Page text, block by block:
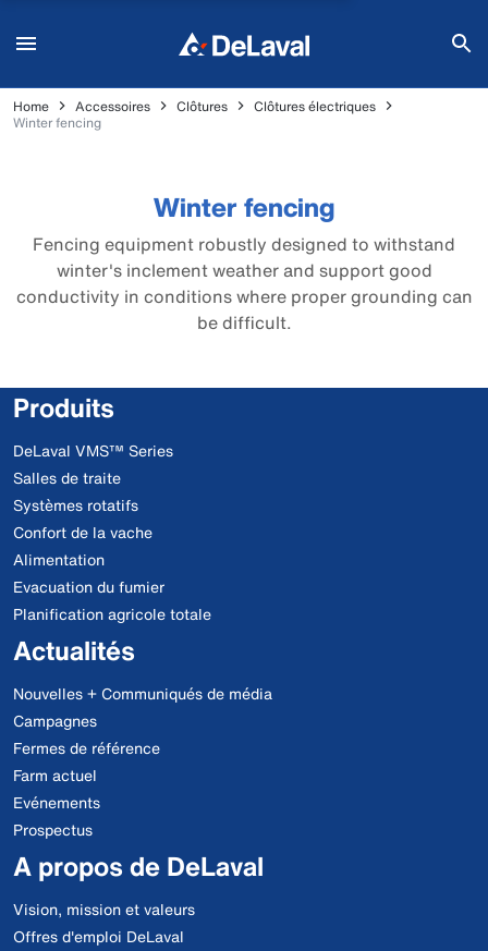
Home Accessoires Clôtures
Clôtures électriques
Winter fencing
Winter fencing
Fencing equipment robustly designed to withstand
winter's inclement weather and support good
conductivity in conditions where proper grounding can
be difficult.
Produits
DeLaval VMS™ Series
Salles de traite
Systèmes rotatifs
Confort de la vache
Alimentation
Evacuation du fumier
Planification agricole totale
Actualités
Nouvelles + Communiqués de média
Campagnes
Fermes de référence
Farm actuel
Evénements
Prospectus
A propos de DeLaval
Vision, mission et valeurs
Offres d'emploi DeLaval